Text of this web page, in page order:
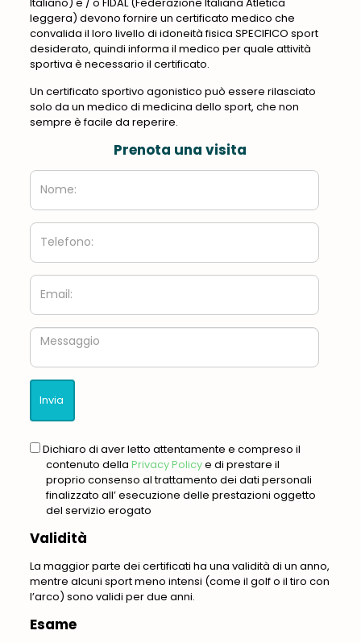
leggera) devono fornire un certificato medico che
convalida il loro livello di idoneità fisica SPECIFICO sport
desiderato, quindi informa il medico per quale attività
sportiva è necessario il certificato.
Un certificato sportivo agonistico può essere rilasciato
solo da un medico di medicina dello sport, che non
sempre è facile da reperire.
Prenota una visita
Nome:
Telefono:
Email:
Messaggio
gdpr
Dichiaro di aver letto attentamente e compreso il
contenuto della Privacy Policye di prestare il
proprio consenso al trattamento dei dati personali
finalizzato all’ esecuzione delle prestazioni oggetto
del servizio erogato
Validità
La maggior parte dei certificati ha una validità di un anno,
mentre alcuni sport meno intensi (come il golf o il tiro con
l’arco) sono validi per due anni.
Esame